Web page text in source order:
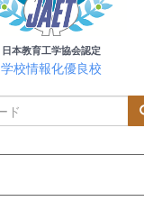
日本教育工学協会認定
学校情報化優良校